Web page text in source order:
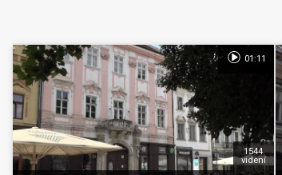
1544
videní
01:11